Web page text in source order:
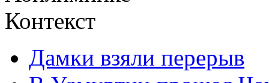
Контекст
Дамки взяли перерыв